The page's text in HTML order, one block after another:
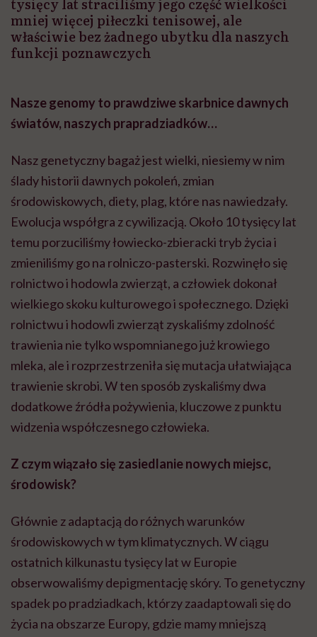
tysięcy lat straciliśmy jego część wielkości
mniej więcej piłeczki tenisowej, ale
właściwie bez żadnego ubytku dla naszych
funkcji poznawczych
Nasze genomy to prawdziwe skarbnice dawnych
światów, naszych prapradziadków…
Nasz genetyczny bagaż jest wielki, niesiemy w nim
ślady historii dawnych pokoleń, zmian
środowiskowych, diety, plag, które nas nawiedzały.
Ewolucja współgra z cywilizacją. Około 10 tysięcy lat
temu porzuciliśmy łowiecko-zbieracki tryb życia i
zmieniliśmy go na rolniczo-pasterski. Rozwinęło się
rolnictwo i hodowla zwierząt, a człowiek dokonał
wielkiego skoku kulturowego i społecznego. Dzięki
rolnictwu i hodowli zwierząt zyskaliśmy zdolność
trawienia nie tylko wspomnianego już krowiego
mleka, ale i rozprzestrzeniła się mutacja ułatwiająca
trawienie skrobi. W ten sposób zyskaliśmy dwa
dodatkowe źródła pożywienia, kluczowe z punktu
widzenia współczesnego człowieka.
Z czym wiązało się zasiedlanie nowych miejsc,
środowisk?
Głównie z adaptacją do różnych warunków
środowiskowych w tym klimatycznych. W ciągu
ostatnich kilkunastu tysięcy lat w Europie
obserwowaliśmy depigmentację skóry. To genetyczny
spadek po pradziadkach, którzy zaadaptowali się do
życia na obszarze Europy, gdzie mamy mniejszą